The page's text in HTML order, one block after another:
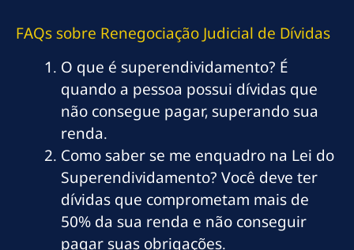
FAQs sobre Renegociação Judicial de Dívidas
O que é superendividamento? É
quando a pessoa possui dívidas que
não consegue pagar, superando sua
renda.
Como saber se me enquadro na Lei do
Superendividamento? Você deve ter
dívidas que comprometam mais de
50% da sua renda e não conseguir
pagar suas obrigações.